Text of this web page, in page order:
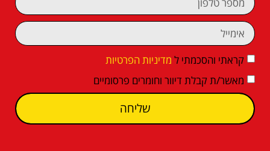
קראתי והסכמתי ל מדיניות הפרטיות
מאשר/ת קבלת דיוור וחומרים פרסומיים
שליחה